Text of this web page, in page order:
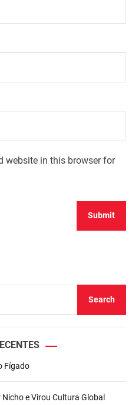
website in this browser for
Search
Fígado
e Virou Cultura Global